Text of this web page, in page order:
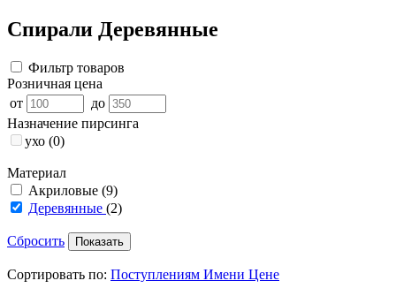
Спирали Деревянные
Фильтр товаров
Розничная цена
от
до
Назначение пирсинга
ухо (0)
Материал
Акриловые (9)
Деревянные (2)
Сбросить
Сортировать по: Поступлениям Имени Цене